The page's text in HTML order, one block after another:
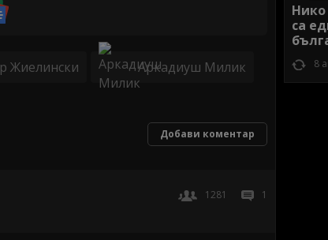
Жиелински Аркадиуш Милик
Добави коментар
1281 1
Нико
са
8